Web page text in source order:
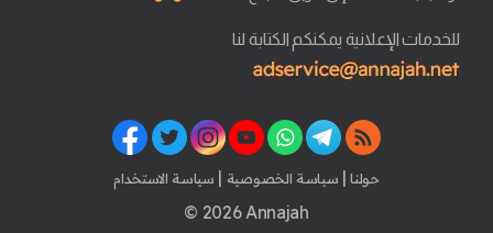
للخدمات الإعلانية يمكنكم الكتابة لنا
حولنا | سياسة الخصوصية | سياسة الاستخدام
© 2026 Annajah